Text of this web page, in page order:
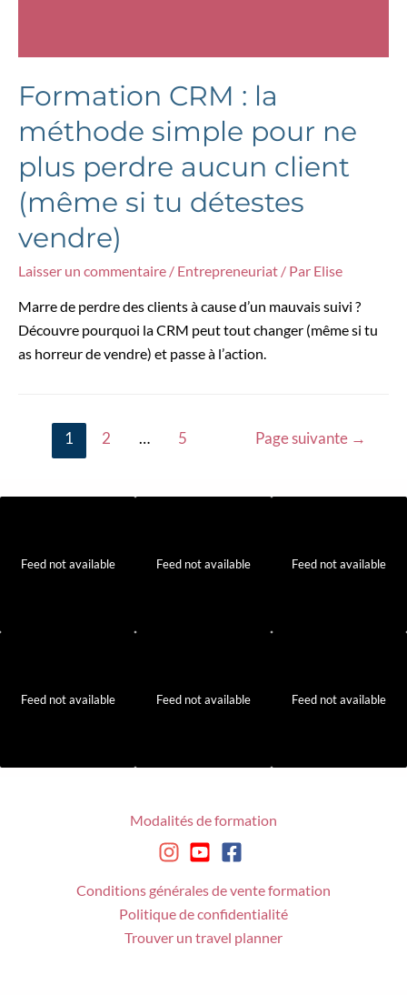
Formation CRM : la
méthode simple pour ne
plus perdre aucun client
(même si tu détestes
vendre)
Laisser un commentaire / Entrepreneuriat / Par Elise
Marre de perdre des clients à cause d’un mauvais suivi ?
Découvre pourquoi la CRM peut tout changer (même si tu
as horreur de vendre) et passe à l’action.
Pagination
1 2 … 5 Page suivante →
Feed not available Feed not available Feed not available
Feed not available Feed not available Feed not available
Modalités de formation
Conditions générales de vente formation
Politique de confidentialité
Trouver un travel planner